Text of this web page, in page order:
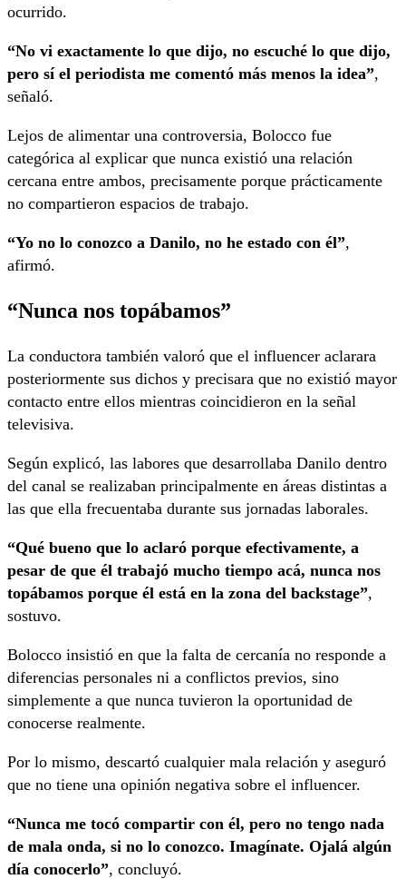
ocurrido.
“No vi exactamente lo que dijo, no escuché lo que dijo,
pero sí el periodista me comentó más menos la idea”,
señaló.
Lejos de alimentar una controversia, Bolocco fue
categórica al explicar que nunca existió una relación
cercana entre ambos, precisamente porque prácticamente
no compartieron espacios de trabajo.
“Yo no lo conozco a Danilo, no he estado con él”,
afirmó.
“Nunca nos topábamos”
La conductora también valoró que el influencer aclarara
posteriormente sus dichos y precisara que no existió mayor
contacto entre ellos mientras coincidieron en la señal
televisiva.
Según explicó, las labores que desarrollaba Danilo dentro
del canal se realizaban principalmente en áreas distintas a
las que ella frecuentaba durante sus jornadas laborales.
“Qué bueno que lo aclaró porque efectivamente, a
pesar de que él trabajó mucho tiempo acá, nunca nos
topábamos porque él está en la zona del backstage”,
sostuvo.
Bolocco insistió en que la falta de cercanía no responde a
diferencias personales ni a conflictos previos, sino
simplemente a que nunca tuvieron la oportunidad de
conocerse realmente.
Por lo mismo, descartó cualquier mala relación y aseguró
que no tiene una opinión negativa sobre el influencer.
“Nunca me tocó compartir con él, pero no tengo nada
de mala onda, si no lo conozco. Imagínate. Ojalá algún
día conocerlo”, concluyó.